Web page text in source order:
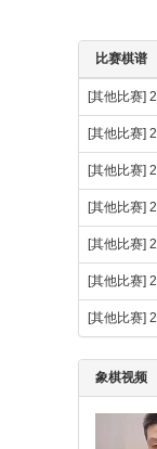
比赛棋谱
[其他比赛]
[其他比赛]
[其他比赛]
[其他比赛]
[其他比赛]
[其他比赛]
[其他比赛]
象棋视频